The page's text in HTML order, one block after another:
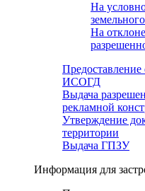
На
На
ИСОГД
Выдача
рекламной
Утверждение
территории
Выдача ГПЗУ
Информация для